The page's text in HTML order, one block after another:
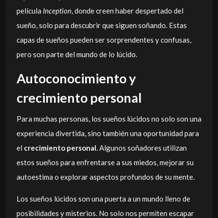
película Inception, donde creen haber despertado del
sueño, solo para descubrir que siguen soñando. Estas
capas de sueños pueden ser sorprendentes y confusas,
pero son parte del mundo de lo lúcido.
Autoconocimiento y
crecimiento personal
Para muchas personas, los sueños lúcidos no solo son una
experiencia divertida, sino también una oportunidad para
el crecimiento personal . Algunos soñadores utilizan
estos sueños para enfrentarse a sus miedos, mejorar su
autoestima o explorar aspectos profundos de su mente.
Los sueños lúcidos son una puerta a un mundo lleno de
posibilidades y misterios. No solo nos permiten escapar